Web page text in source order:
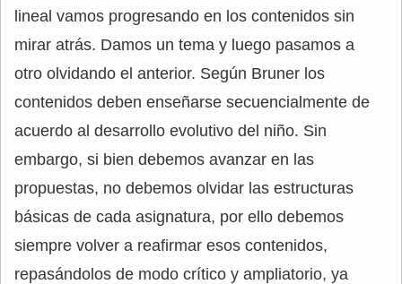
lineal vamos progresando en los contenidos sin
mirar atrás. Damos un tema y luego pasamos a
otro olvidando el anterior. Según Bruner los
contenidos deben enseñarse secuencialmente de
acuerdo al desarrollo evolutivo del niño. Sin
embargo, si bien debemos avanzar en las
propuestas, no debemos olvidar las estructuras
básicas de cada asignatura, por ello debemos
siempre volver a reafirmar esos contenidos,
repasándolos de modo crítico y ampliatorio, ya